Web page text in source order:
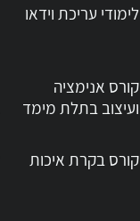
לימודי עריכת וידאו
קורס אנימציה
ועיצוב בתלת מימד
קורס בקרת איכות